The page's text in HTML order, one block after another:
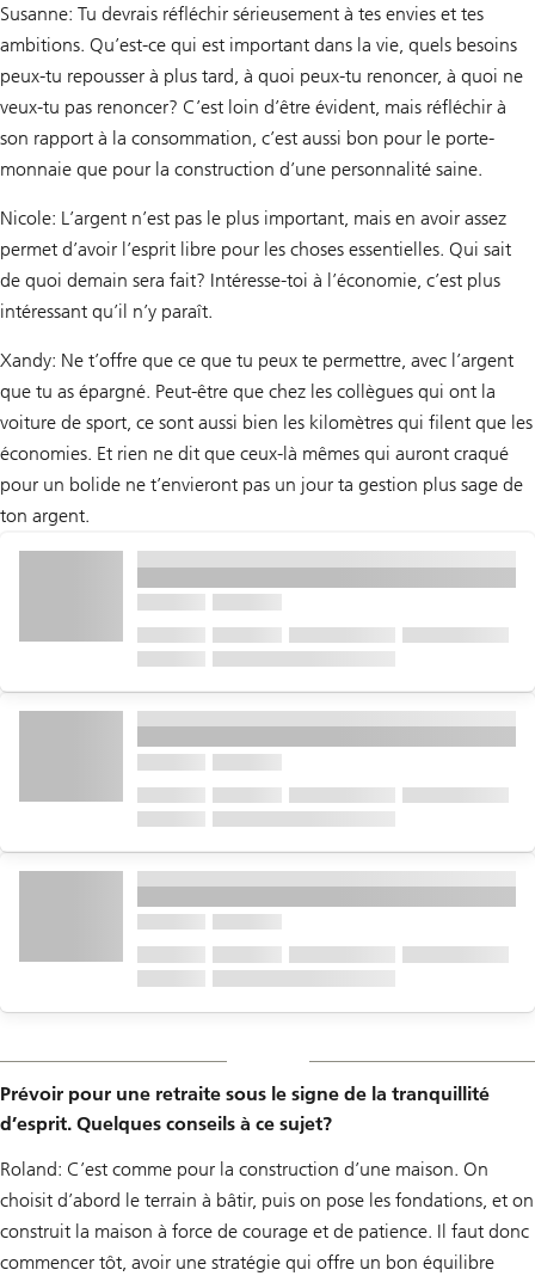
Susanne: Tu devrais réfléchir sérieusement à tes envies et tes
ambitions. Qu’est-ce qui est important dans la vie, quels besoins
peux-tu repousser à plus tard, à quoi peux-tu renoncer, à quoi ne
veux-tu pas renoncer? C’est loin d’être évident, mais réfléchir à
son rapport à la consommation, c’est aussi bon pour le porte-
monnaie que pour la construction d’une personnalité saine.
Nicole: L’argent n’est pas le plus important, mais en avoir assez
permet d’avoir l’esprit libre pour les choses essentielles. Qui sait
de quoi demain sera fait? Intéresse-toi à l’économie, c’est plus
intéressant qu’il n’y paraît.
Xandy: Ne t’offre que ce que tu peux te permettre, avec l’argent
que tu as épargné. Peut-être que chez les collègues qui ont la
voiture de sport, ce sont aussi bien les kilomètres qui filent que les
économies. Et rien ne dit que ceux-là mêmes qui auront craqué
pour un bolide ne t’envieront pas un jour ta gestion plus sage de
ton argent.
Prévoir pour une retraite sous le signe de la tranquillité
d’esprit. Quelques conseils à ce sujet?
Roland: C’est comme pour la construction d’une maison. On
choisit d’abord le terrain à bâtir, puis on pose les fondations, et on
construit la maison à force de courage et de patience. Il faut donc
commencer tôt, avoir une stratégie qui offre un bon équilibre